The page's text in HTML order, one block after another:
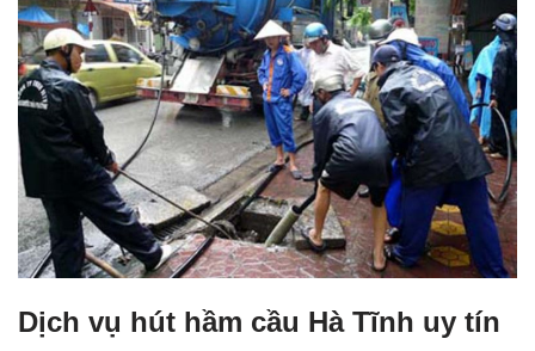
Dịch vụ hút hầm cầu Hà Tĩnh uy tín